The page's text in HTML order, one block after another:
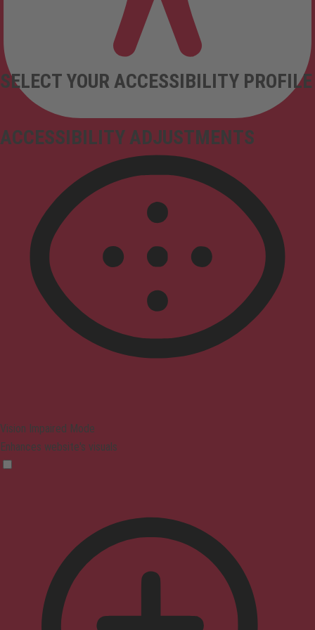
ACCESSIBILITY ADJUSTMENTS
SELECT YOUR ACCESSIBILITY PROFILE
Vision Impaired Mode
Enhances website's visuals